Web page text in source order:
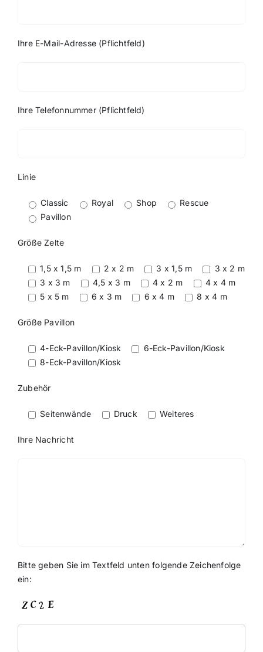
Ihre E-Mail-Adresse (Pflichtfeld)
Ihre Telefonnummer (Pflichtfeld)
Linie
Classic Royal Shop
Rescue
Pavillon
Größe Zelte
1,5 x 1,5 m 2 x 2 m 3 x 1,5 m
3 x 2 m
3 x 3 m
4,5 x 3 m 4 x 2 m
4 x 4 m
5 x 5 m
6 x 3 m 6 x 4 m 8 x 4 m
Größe Pavillon
4-Eck-Pavillon/Kiosk
6-Eck-Pavillon/Kiosk
8-Eck-Pavillon/Kiosk
Zubehör
Seitenwände Druck Weiteres
Ihre Nachricht
Bitte geben Sie im Textfeld unten folgende Zeichenfolge
ein: